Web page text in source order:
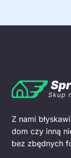
Z nami
dom czy inną
bez zbędnych